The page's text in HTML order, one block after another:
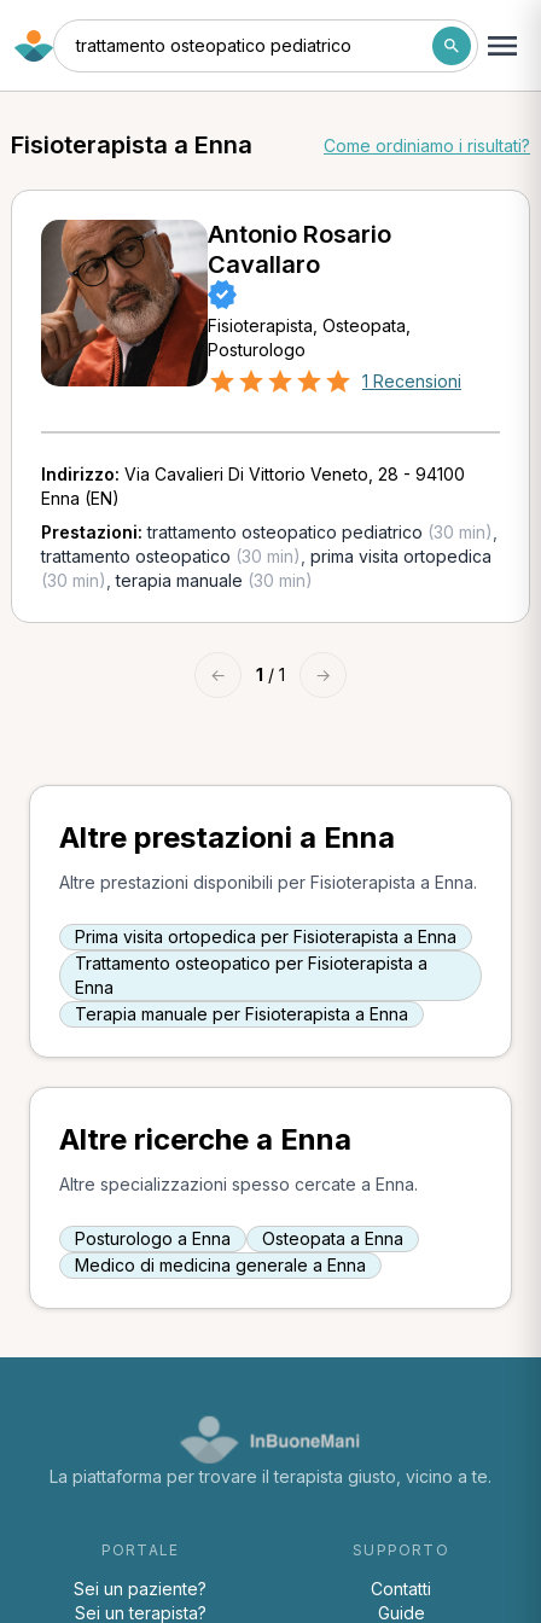
trattamento osteopatico pediatrico
Fisioterapista a Enna Come ordiniamo i risultati?
Antonio Rosario
Cavallaro
Fisioterapista, Osteopata,
Posturologo
1 Recensioni
Indirizzo: Via Cavalieri Di Vittorio Veneto, 28 - 94100
Enna (EN)
Prestazioni:trattamento osteopatico pediatrico (30 min)
trattamento osteopatico (30 min) prima visita ortopedica
(30 min) ,terapia manuale (30 min)
← 1 / 1 →
Altre prestazioni a Enna
Altre prestazioni disponibili per Fisioterapista a Enna.
Prima visita ortopedica per Fisioterapista a Enna
Trattamento osteopatico per Fisioterapista a
Enna
Terapia manuale per Fisioterapista a Enna
Altre ricerche a Enna
Altre specializzazioni spesso cercate a Enna.
Posturologo a Enna
Osteopata a Enna
Medico di medicina generale a Enna
La piattaforma per trovare il terapista giusto, vicino a te.
PORTALE
Sei un paziente?
Sei un terapista?
SUPPORTO
Contatti
Guide